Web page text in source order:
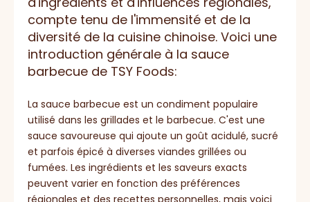
compte tenu de l'immensité et de la
diversité de la cuisine chinoise. Voici une
introduction générale à la sauce
barbecue de TSY Foods:
La sauce barbecue est un condiment populaire
utilisé dans les grillades et le barbecue. C'est une
sauce savoureuse qui ajoute un goût acidulé, sucré
et parfois épicé à diverses viandes grillées ou
fumées. Les ingrédients et les saveurs exacts
peuvent varier en fonction des préférences